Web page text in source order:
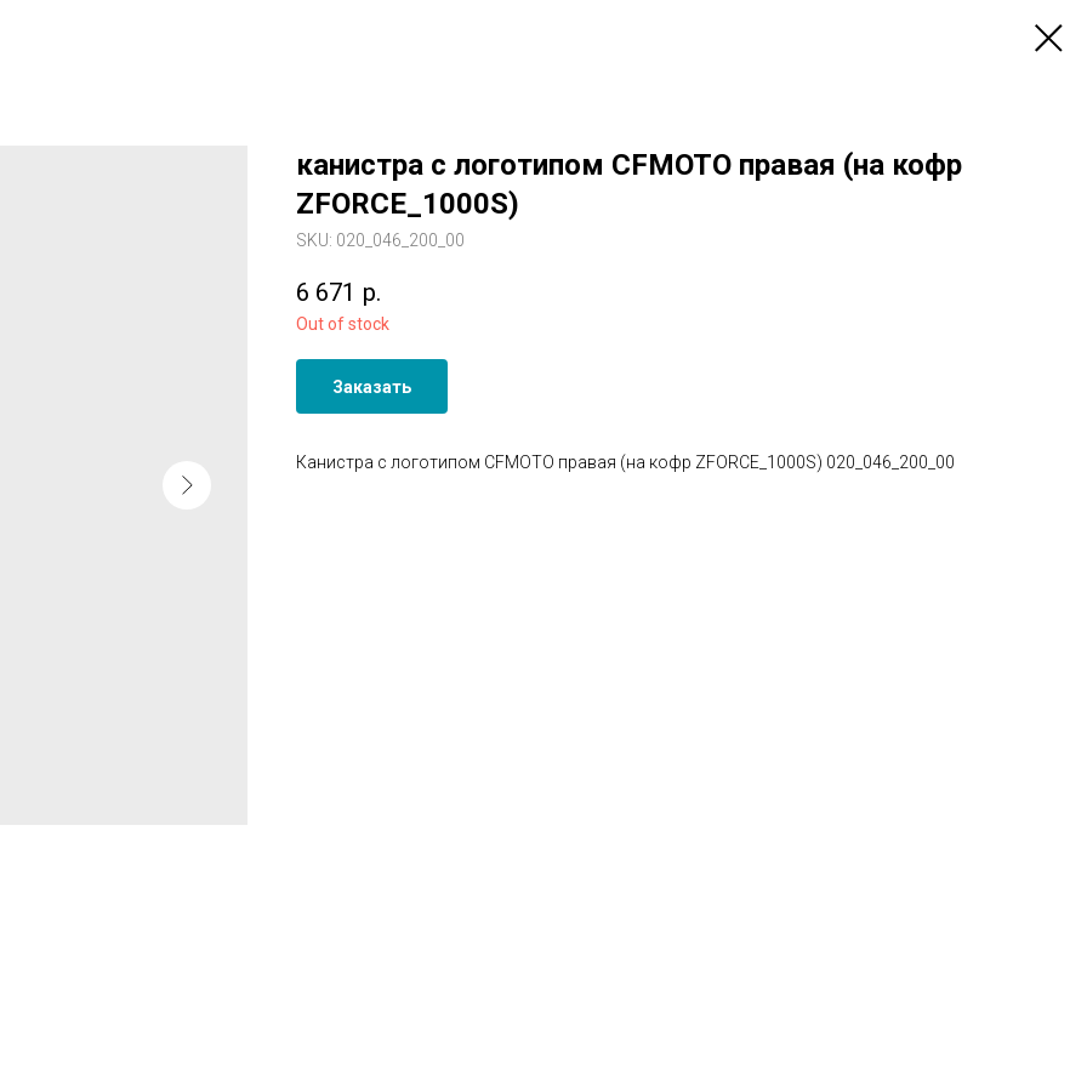
канистра с логотипом CFMOTO правая (на кофр
ZFORCE_1000S)
SKU: 020_046_200_00
6 671 р.
Out of stock
Заказать
Канистра с логотипом CFMOTO правая (на кофр ZFORCE_1000S) 020_046_200_00